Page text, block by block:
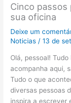
Cinco passos
sua oficina
Deixe um
Noticias /13 de
Olá, pessoal!
acompanha aqui,
Tudo o que
diversas pessoas
inspira a escrever